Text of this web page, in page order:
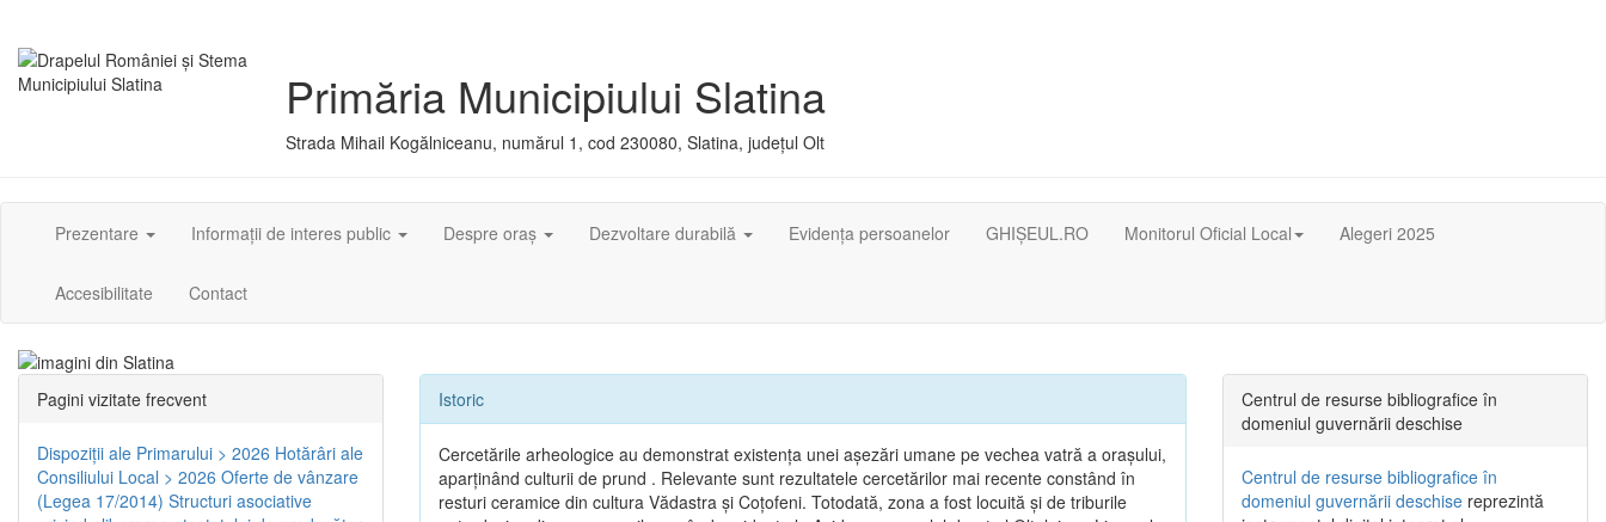
Primăria Municipiului Slatina
Strada Mihail Kogălniceanu, numărul 1, cod 230080, Slatina, județul Olt
Prezentare Informații de interes public Despre oraș Dezvoltare durabilă Evidența persoanelor GHIȘEUL.RO Monitorul Oficial Local Alegeri 2025
Accesibilitate Contact
Istoric
Cercetările arheologice au demonstrat existenţa unei aşezări umane pe vechea vatră a oraşului,
aparţinând culturii de prund . Relevante sunt rezultatele cercetărilor mai recente constând în
resturi ceramice din cultura Vădastra şi Coţofeni. Totodată, zona a fost locuită şi de triburile
Pagini vizitate frecvent
Dispoziţii ale Primarului > 2026 Hotărâri ale
Consiliului Local > 2026 Oferte de vânzare
(Legea 17/2014) Structuri asociative
Centrul de resurse bibliografice în
domeniul guvernării deschise
Centrul de resurse bibliografice în
domeniul guvernării deschise reprezintă